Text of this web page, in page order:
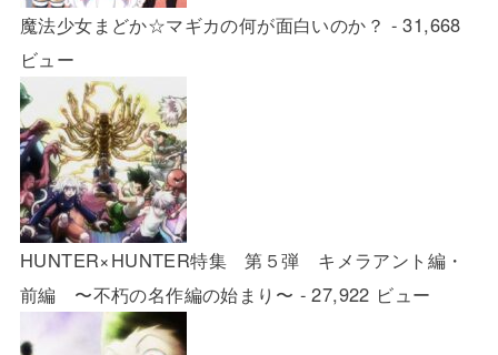
魔法少女まどか☆マギカの何が面白いのか？ - 31,668
ビュー
HUNTER×HUNTER特集 第５弾 キメラアント編・
前編 〜不朽の名作編の始まり〜 - 27,922 ビュー